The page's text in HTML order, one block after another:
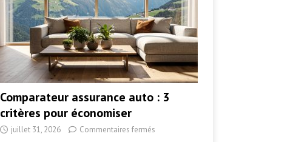
Comparateur assurance auto : 3
critères pour économiser
juillet 31, 2026 Commentaires fermés